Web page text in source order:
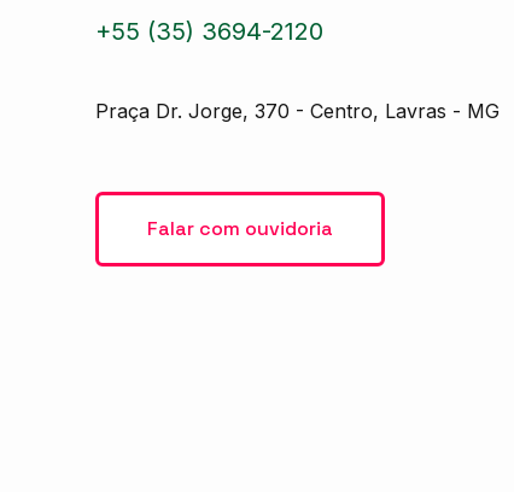
+55 (35) 3694-2120
Praça Dr. Jorge, 370 - Centro, Lavras - MG
Falar com ouvidoria